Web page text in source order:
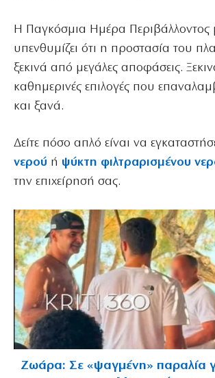
Η Παγκόσμια Ημέρα Περιβάλλοντος
υπενθυμίζει ότι η προστασία του
ξεκινά από μεγάλες αποφάσεις.
καθημερινές επιλογές που
και ξανά.
Δείτε πόσο απλό είναι να
νερού ή ψύκτη φιλτραρισμένου
την επιχείρησή σας.
Ζωάρα: Σε «ψαγμένη» παραλία